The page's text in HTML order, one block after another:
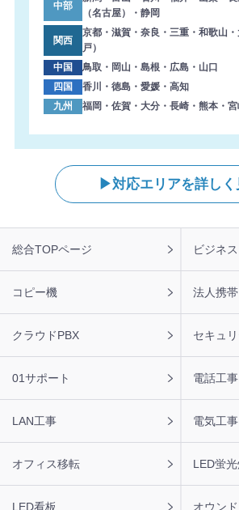
2026年8月6日 14:33
【大阪府】複合機 SHARP 導入のお問い
た。ありがとうございます。
2026年8月6日 13:47
【東京都】複合機 RICOH 導入のお問い
た。ありがとうございます。
2026年8月6日 13:38
ました。ありがとうございます。
2026年8月6日 13:04
した。ありがとうございます。
2026年8月6日 11:47
た。ありがとうございます。
中部
（名古屋）・静岡
関西
京都・滋賀・奈良・三重・和歌山
戸）
中国
鳥取・岡山・島根・広島・山口
四国
香川・徳島・愛媛・高知
九州
福岡・佐賀・大分・長崎・熊本・
対応エリアを詳しく
ッ
タ
総合TOPページ ビジネ
コピー機 法人携帯
クラウドPBX セキュ
01サポート 電話工事
LAN工事 電気工事
オフィス移転 LED蛍
LED看板 オウン